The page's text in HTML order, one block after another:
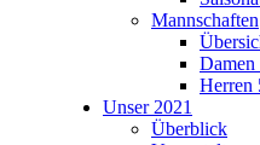
Mannschaften
Damen
Herren
Unser 2021
Überblick